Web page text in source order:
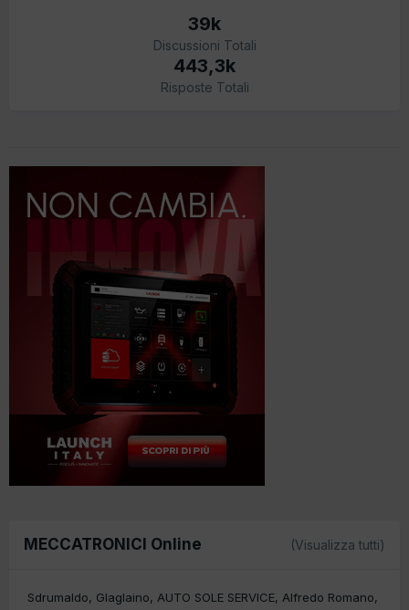
39k
Discussioni Totali
443,3k
Risposte Totali
MECCATRONICI Online (Visualizza tutti)
Sdrumaldo Glaglaino AUTO SOLE SERVICE Alfredo Romano